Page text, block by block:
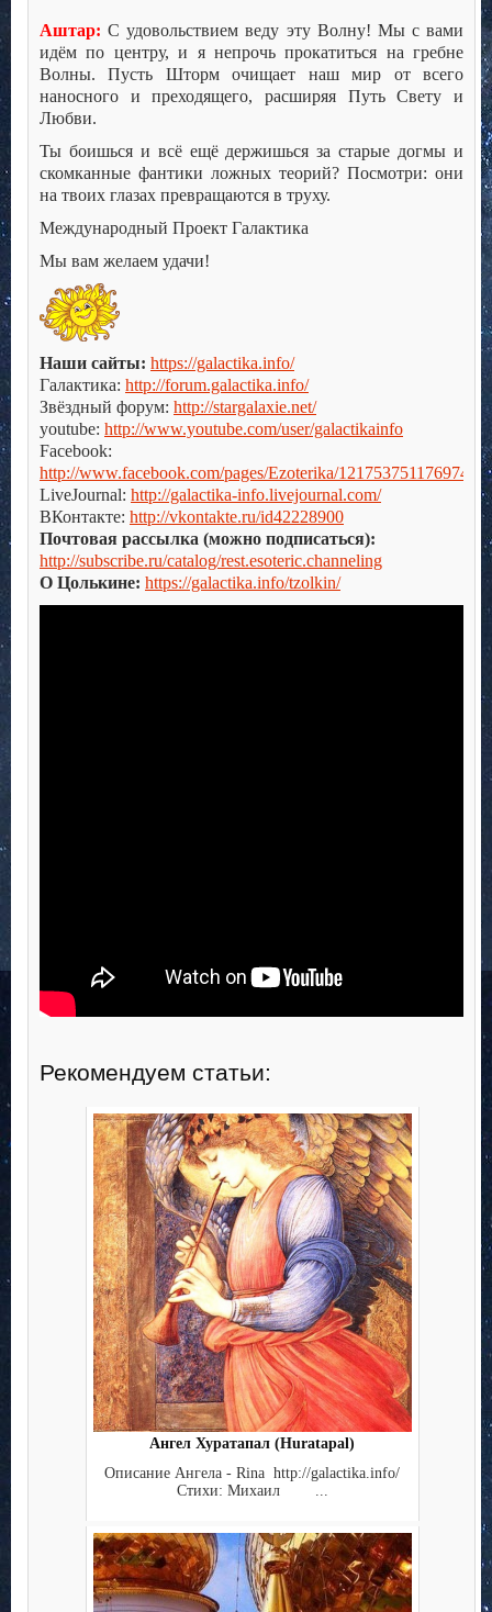
Аштар: С удовольствием веду эту Волну! Мы с вами
идём по центру, и я непрочь прокатиться на гребне
Волны. Пусть Шторм очищает наш мир от всего
наносного и преходящего, расширяя Путь Свету и
Любви.
Ты боишься и всё ещё держишься за старые догмы и
скомканные фантики ложных теорий? Посмотри: они
на твоих глазах превращаются в труху.
Международный Проект Галактика
Мы вам желаем удачи!
Наши сайты: https://galactika.info/
Галактика: http://forum.galactika.info/
Звёздный форум: http://stargalaxie.net/
youtube: http://www.youtube.com/user/galactikainfo
Facebook:
http://www.facebook.com/pages/Ezoterika/121753751176974
LiveJournal: http://galactika-info.livejournal.com/
ВКонтакте: http://vkontakte.ru/id42228900
Почтовая рассылка (можно подписаться):
http://subscribe.ru/catalog/rest.esoteric.channeling
О Цолькине: https://galactika.info/tzolkin/
Рекомендуем статьи:
Ангел Хуратапал (Huratapal)
Описание Ангела - Rina http://galactika.info/
Стихи: Михаил ...